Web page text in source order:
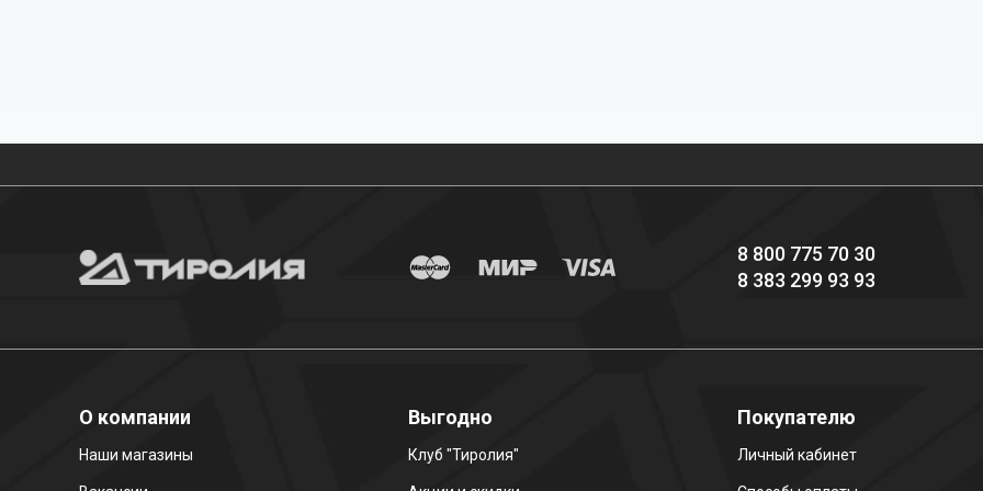
8 800 775 70 30
8 383 299 93 93
О компании
Наши магазины
Выгодно
Клуб "Тиролия"
Покупателю
Личный кабинет